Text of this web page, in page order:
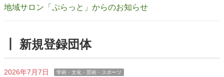
地域サロン「ぷらっと」からのお知らせ
┃ 新規登録団体
2026年7月7日 学術・文化・芸術・スポーツ